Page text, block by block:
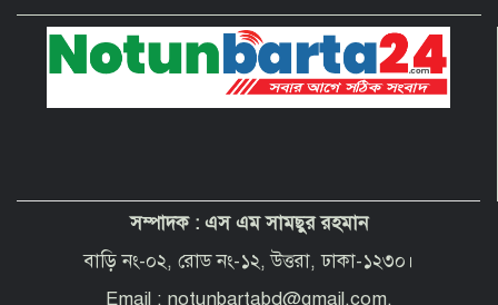
দেশবাসীকে প্রধানমন্ত্রীর ঈদুল আজহার
শুভেচ্ছা
“অপরাধী যেই হোক, তার কোনো ছাড় নয়”—
বাগেরহাটের নবাগত পুলিশ সুপার
সম্পাদক : এস এম সামছুর রহমান
বাড়ি নং-০২, রোড নং-১২, উত্তরা, ঢাকা-১২৩০।
Email : notunbartabd@gmail.com,